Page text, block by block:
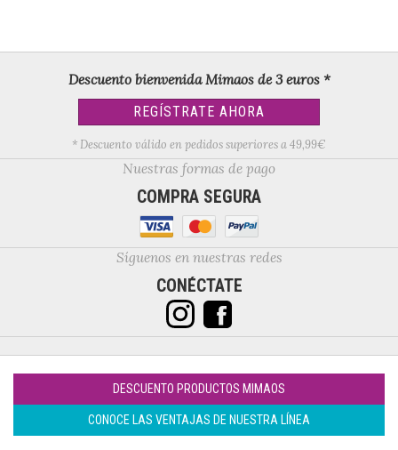
Descuento bienvenida Mimaos de 3 euros *
REGÍSTRATE AHORA
* Descuento válido en pedidos superiores a 49,99€
Nuestras formas de pago
COMPRA SEGURA
Síguenos en nuestras redes
CONÉCTATE
DESCUENTO PRODUCTOS MIMAOS
CONOCE LAS VENTAJAS DE NUESTRA LÍNEA